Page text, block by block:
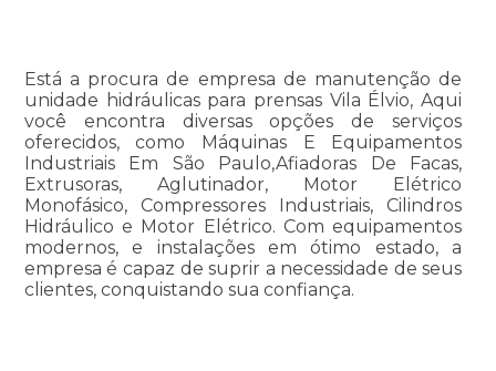
Está a procura de empresa de manutenção de
unidade hidráulicas para prensas Vila Élvio, Aqui
você encontra diversas opções de serviços
oferecidos, como Máquinas E Equipamentos
Industriais Em São Paulo,Afiadoras De Facas,
Extrusoras, Aglutinador, Motor Elétrico
Monofásico, Compressores Industriais, Cilindros
Hidráulico e Motor Elétrico. Com equipamentos
modernos, e instalações em ótimo estado, a
empresa é capaz de suprir a necessidade de seus
clientes, conquistando sua confiança.